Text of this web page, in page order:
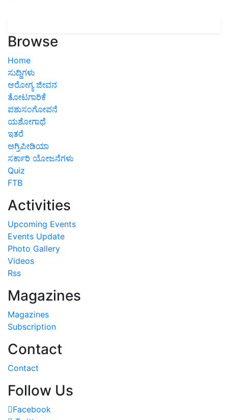
Browse
Home
ಸುದ್ದಿಗಳು
ಆರೋಗ್ಯ ಜೀವನ
ತೋಟಗಾರಿಕೆ
ಪಶುಸಂಗೋಪನೆ
ಯಶೋಗಾಥೆ
ಇತರೆ
ಅಗ್ರಿಪೀಡಿಯಾ
ಸರ್ಕಾರಿ ಯೋಜನೆಗಳು
Quiz
FTB
Activities
Upcoming Events
Events Update
Photo Gallery
Videos
Rss
Magazines
Magazines
Subscription
Contact
Contact
Follow Us
Facebook